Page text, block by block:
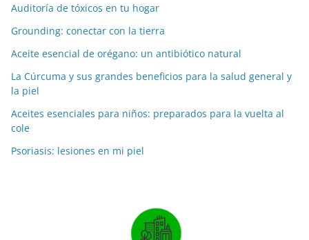
Auditoría de tóxicos en tu hogar
Grounding: conectar con la tierra
Aceite esencial de orégano: un antibiótico natural
La Cúrcuma y sus grandes beneficios para la salud general y
la piel
Aceites esenciales para niños: preparados para la vuelta al
cole
Psoriasis: lesiones en mi piel